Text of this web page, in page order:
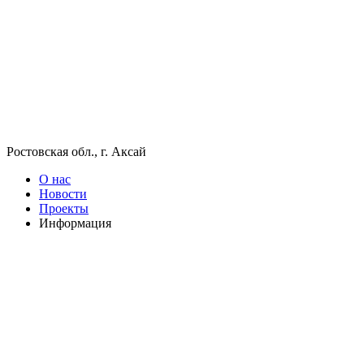
Ростовская обл., г. Аксай
О нас
Новости
Проекты
Информация